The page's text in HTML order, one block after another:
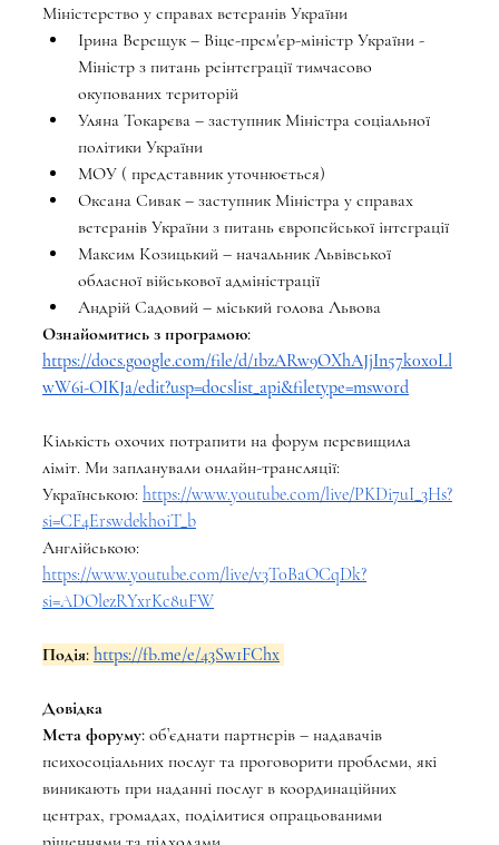
Міністерство у справах ветеранів України
Ірина Верещук – Віце-прем'єр-міністр України -
Міністр з питань реінтеграції тимчасово
окупованих територій
Уляна Токарєва – заступник Міністра соціальної
політики України
МОУ ( представник уточнюється)
Оксана Сивак – заступник Міністра у справах
ветеранів України з питань європейської інтеграції
Максим Козицький – начальник Львівської
обласної військової адміністрації
Андрій Садовий – міський голова Львова
Ознайомитись з програмою:
https://docs.google.com/file/d/1bzARw9OXhAJjIn57k0x0Ll
wW6i-OIKJa/edit?usp=docslist_api&filetype=msword
Кількість охочих потрапити на форум перевищила
ліміт. Ми запланували онлайн-трансляції:
Українською: https://www.youtube.com/live/PKDi7uI_3Hs?
si=CF4ErswdekhoiT_b
Англійською:
https://www.youtube.com/live/v3T0BaOCqDk?
si=ADOlezRYxrKc8uFW
Подія: https://fb.me/e/43Sw1FChx
Довідка
Мета форуму: об’єднати партнерів – надавачів
психосоціальних послуг та проговорити проблеми, які
виникають при наданні послуг в координаційних
центрах, громадах, поділитися опрацьованими